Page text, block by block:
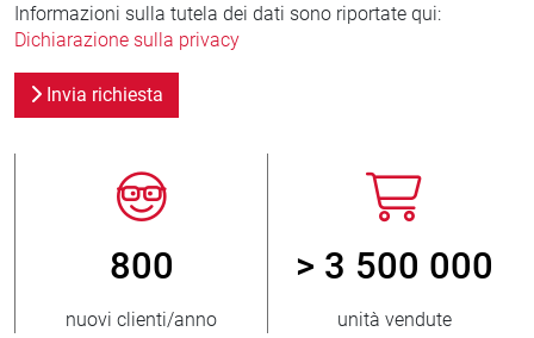
Informazioni sulla tutela dei dati sono riportate qui:
Dichiarazione sulla privacy
Invia richiesta
800
nuovi clienti/anno
> 3 500 000
unità vendute